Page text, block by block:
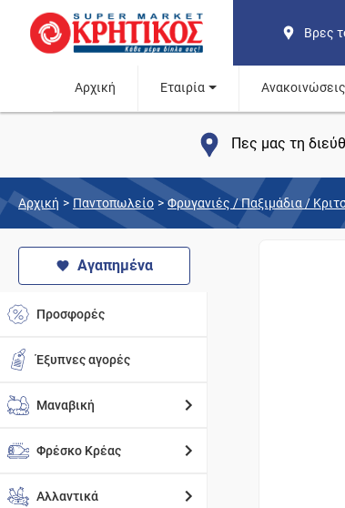
Βρες
Αρχική Εταιρία Ανακοινώσεις
Πες μας τη
Αρχική > Παντοπωλείο > Φρυγανιές / Παξιμάδια /
Αγαπημένα
Προσφορές
Έξυπνες αγορές
Μαναβική
Φρέσκο Κρέας
Αλλαντικά